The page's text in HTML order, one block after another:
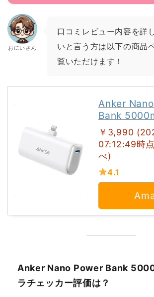
おにいさん
口コミレビュー内容を詳
いと言う方は以下の商品
覧いただけます！
Anker
Bank
￥3,990
07:12:49時
べ)
4.1
Anker Nano Power Bank
ラチェッカー評価は？